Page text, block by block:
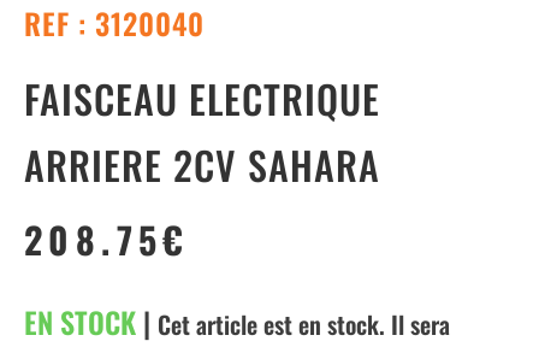
REF : 3120040
FAISCEAU ELECTRIQUE
ARRIERE 2CV SAHARA
208.75€
EN STOCK| Cet article est en stock. Il sera